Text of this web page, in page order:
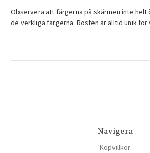
Observera att färgerna på skärmen inte helt
de verkliga färgerna. Rosten är alltid unik för
Navigera
Köpvillkor